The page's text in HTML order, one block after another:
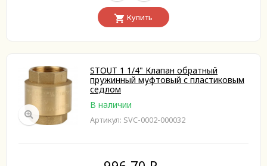
Купить
STOUT 1 1/4" Клапан обратный
пружинный муфтовый с пластиковым
седлом
В наличии
Артикул: SVC-0002-000032